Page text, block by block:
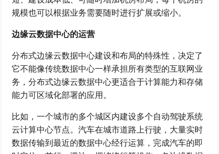
规模也可以根据业务需要随时进行扩展或缩小。
边缘云数据中心的运营
分布式边缘云数据中心建设和布局的特殊性，决定了
它不能像传统数据中心一样承担所有类型的互联网业
务，分布式边缘云数据中心更适合于计算能力和存储
能力可区域化部署的应用。
比如，一个城市的多个城区内建设多个自动驾驶系统
云计算中心节点。汽车在城市道路上行驶，大量实时
数据传输到最近的数据中心经行运算，完成汽车的即